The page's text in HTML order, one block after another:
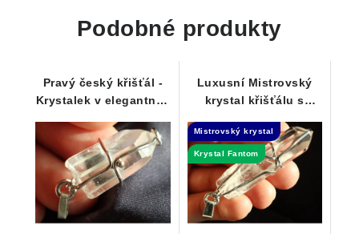
Podobné produkty
Pravý český křišťál -
Krystalek v elegantním
Luxusní Mistrovský
krystal křišťálu s
krystal
Mistrovský krystal
Krystal Fantom